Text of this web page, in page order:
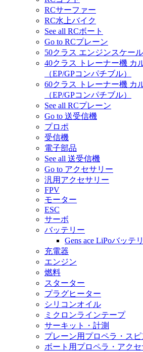
RCサーファー
RC水上バイク
See all RCボート
Go to RCプレーン
50クラス エンジンスケー
40クラス トレーナー機 カ
（EP/GPコンパチブル）
60クラス トレーナー機 カ
（EP/GPコンパチブル）
See all RCプレーン
Go to 送受信機
プロポ
受信機
電子部品
See all 送受信機
Go to アクセサリー
汎用アクセサリー
FPV
モーター
ESC
サーボ
バッテリー
Gens ace LiPoバッテ
充電器
エンジン
燃料
スターター
プラグヒーター
シリコンオイル
ミクロンラインテープ
サーキット・計測
プレーン用プロペラ・スピ
ボート用プロペラ・アクセ